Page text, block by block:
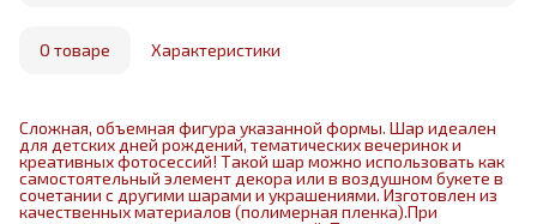
маркетплейса
О товаре Характеристики
Сложная, объемная фигура указанной формы. Шар идеален
для детских дней рождений, тематических вечеринок и
креативных фотосессий! Такой шар можно использовать как
самостоятельный элемент декора или в воздушном букете в
сочетании с другими шарами и украшениями. Изготовлен из
качественных материалов (полимерная пленка).При